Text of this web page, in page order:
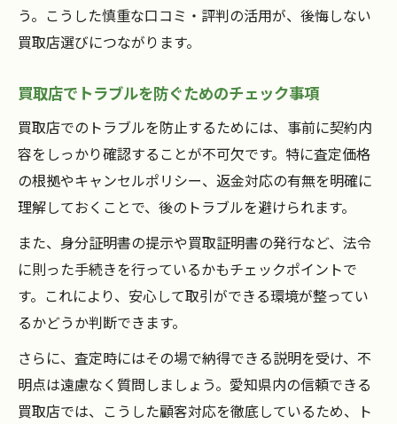
う。こうした慎重な口コミ・評判の活用が、後悔しない
買取店選びにつながります。
買取店でトラブルを防ぐためのチェック事項
買取店でのトラブルを防止するためには、事前に契約内
容をしっかり確認することが不可欠です。特に査定価格
の根拠やキャンセルポリシー、返金対応の有無を明確に
理解しておくことで、後のトラブルを避けられます。
また、身分証明書の提示や買取証明書の発行など、法令
に則った手続きを行っているかもチェックポイントで
す。これにより、安心して取引ができる環境が整ってい
るかどうか判断できます。
さらに、査定時にはその場で納得できる説明を受け、不
明点は遠慮なく質問しましょう。愛知県内の信頼できる
買取店では、こうした顧客対応を徹底しているため、ト